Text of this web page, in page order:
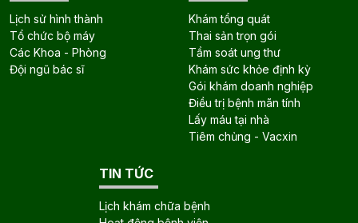
Lịch sử hình thành
Tổ chức bộ máy
Các Khoa - Phòng
Đội ngũ bác sĩ
Khám tổng quát
Thai sản trọn gói
Tầm soát ung thư
Khám sức khỏe định kỳ
Gói khám doanh nghiệp
Điều trị bệnh mãn tính
Lấy máu tại nhà
Tiêm chủng - Vacxin
TIN TỨC
Lịch khám chữa bệnh